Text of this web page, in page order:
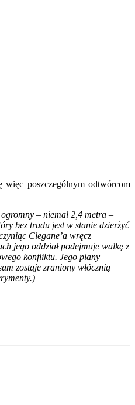
poszczególnym odtwórcom
– niemal 2,4 metra –
bez trudu jest w stanie dzierżyć
Clegane’a wręcz
jego oddział podejmuje walkę z
konfliktu. Jego plany
zostaje zraniony włócznią